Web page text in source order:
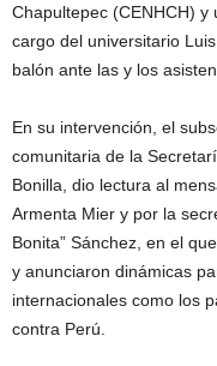
Chapultepec (CENHCH)
cargo del universitario
balón ante las y los
En su intervención, el
comunitaria de la
Bonilla, dio lectura al
Armenta Mier y por la
Bonita” Sánchez, en el
y anunciaron dinámicas
internacionales como los
contra Perú.